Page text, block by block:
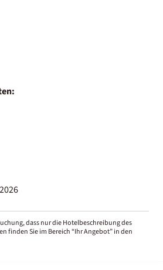
dass nur die Hotelbeschreibung des
finden Sie im Bereich “Ihr Angebot” in den